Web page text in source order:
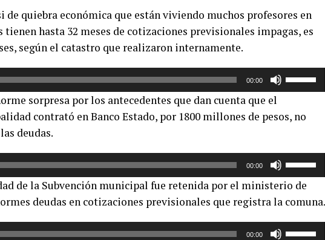
de quiebra económica que están viviendo muchos profesores en
tienen hasta 32 meses de cotizaciones previsionales impagas, es
según el catastro que realizaron internamente.
00:00
de
para
aumentar
o
disminuir
volumen.
sorpresa por los antecedentes que dan cuenta que el
contrató en Banco Estado, por 1800 millones de pesos, no
deudas.
00:00
teclas
de
arriba/
de la Subvención municipal fue retenida por el ministerio de
deudas en cotizaciones previsionales que registra la comuna.
00:00